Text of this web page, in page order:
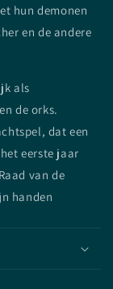
hun demonen
en de andere
als
de orks.
dat een
eerste jaar
van de
handen